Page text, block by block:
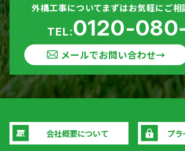
外構工事についてまずはお気軽にご相
TEL:0120-
メールでお問い合わせ→
会社概要について プ